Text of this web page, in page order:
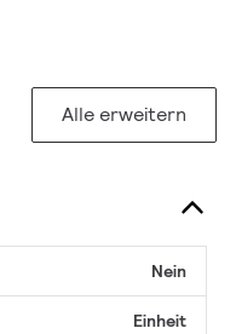
Alle erweitern
Nein
Einheit